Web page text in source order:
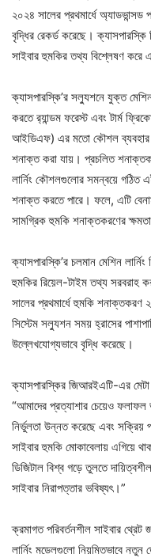
২০২৪ সালের প্রথমার্ধে
বৃদ্ধির রেকর্ড করেছে। ক্যাসপারস্কি
সাইবার হুমকির তথ্য বিশ্লেষণ করে
ক্যাসপারস্কি’র সল্যুশনে যুক্ত মেশিন
করতে র‍্যান্ডম ফরেস্ট এবং টার্ম
আইডিএফ) এর মতো কৌশল ব্যবহার
শনাক্ত করা যায়। প্রচলিত
লার্নিং কৌশলগুলোর সমন্বয়ে
শনাক্ত করতে পারে। ফলে, এটি
সামগ্রিক হুমকি শনাক্তকরণের
ক্যাসপারস্কি’র চলমান মেশিন
হুমকির রিয়েল-টাইম তথ্য সরবরাহ
সালের প্রথমার্ধে হুমকি শনাক্তকরণ
সিস্টেম সল্যুশন সময় হ্রাসের
উল্লেখযোগ্যভাবে বৃদ্ধি করেছে।
ক্যাসপারস্কির জিআরইএটি-এর মেটা
“আমাদের প্রত্যাশার চেয়েও
নির্ভুলতা উন্নত করেছে এবং সক্রিয়
সাইবার হুমকি মোকাবেলায় এগিয়ে
ডিজিটাল বিশ্ব গড়ে তুলতে
সাইবার নিরাপত্তার ভবিষ্যৎ।”
ক্রমাগত পরিবর্তনশীল সাইবার থ্রেট
লার্নিং মডেলগুলো নিয়মিতভাবে